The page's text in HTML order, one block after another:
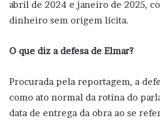
abril de 2024 e janeiro de 2025,
dinheiro sem origem lícita.
O que diz a defesa de Elmar?
Procurada pela reportagem, a
como ato normal da rotina do
data de entrega da obra ao se